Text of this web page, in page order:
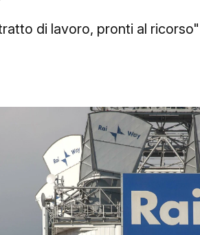
di lavoro, pronti al ricorso"